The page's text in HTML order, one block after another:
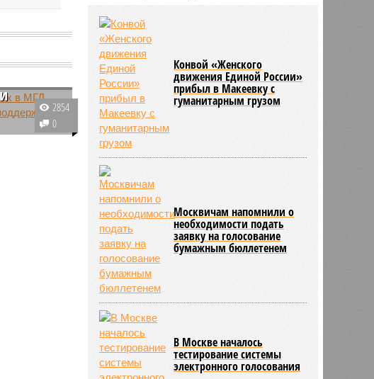
в
2854
0
нападения на школу в Таиланде
погибли 7 человек
10:02
Знаменитый район Брайтон-Бич
попал в зону риска из-за
смертельного вируса Бурбон
Конвой «Женского
движения Единой России»
прибыл в Макеевку с
гуманитарным грузом
Москвичам напомнили о
необходимости подать
заявку на голосование
бумажным бюллетенем
В Москве началось
тестирование системы
электронного голосования